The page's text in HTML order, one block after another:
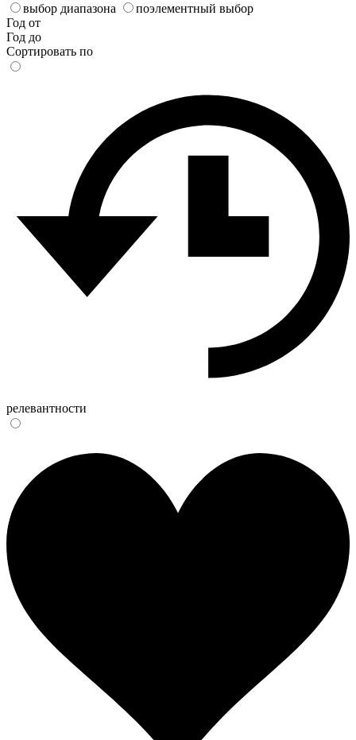
выбор диапазона
поэлементный выбор
Год от
Год до
Сортировать по
релевантности